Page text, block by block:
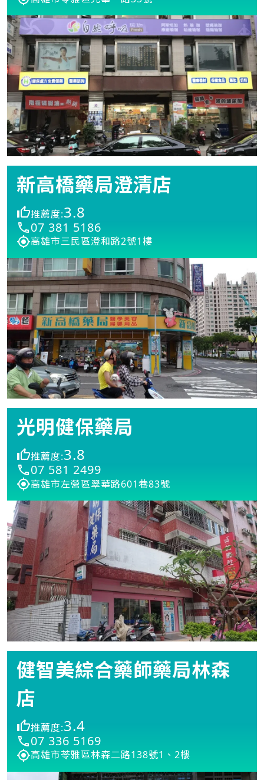
新高橋藥局澄清店
推薦度:3.8
07 381 5186
高雄市三民區澄和路2號1樓
光明健保藥局
推薦度:3.8
07 581 2499
高雄市左營區翠華路601巷83號
健智美綜合藥師藥局林森
店
推薦度:3.4
07 336 5169
高雄市苓雅區林森二路138號1、2樓